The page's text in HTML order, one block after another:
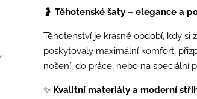
🤰 Těhotenské šaty – elegance a
Těhotenství je krásné období, kdy si
poskytovaly maximální komfort,
nošení, do práce, nebo na speciální
✨ Kvalitní materiály a moderní